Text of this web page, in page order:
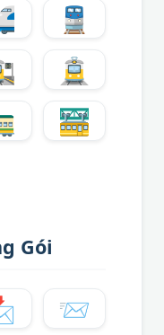
🚆
🚊
🚟
Gói
📨